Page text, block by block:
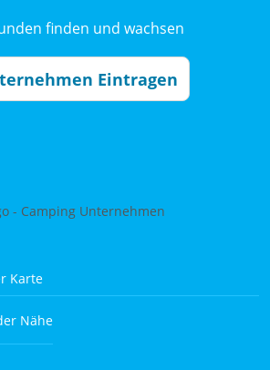
finden und wachsen
Eintragen
Karte
Nähe